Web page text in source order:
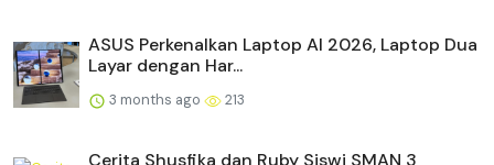
ASUS Perkenalkan Laptop AI 2026, Laptop Dua
Layar dengan Har...
3 months ago 213
Cerita Shusfika dan Ruby Siswi SMAN 3